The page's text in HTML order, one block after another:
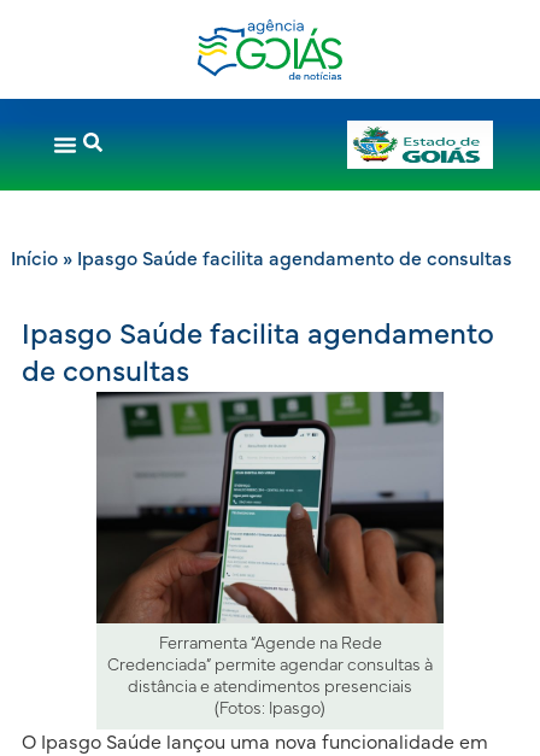
Início» Ipasgo Saúde facilita agendamento de consultas
Ipasgo Saúde facilita agendamento
de consultas
Ferramenta “Agende na Rede
Credenciada” permite agendar consultas à
distância e atendimentos presenciais
(Fotos: Ipasgo)
O Ipasgo Saúde lançou uma nova funcionalidade em